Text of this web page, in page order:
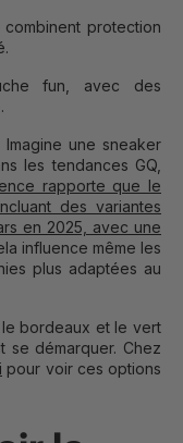
protection
fun, avec des
une sneaker
les tendances GQ,
rapporte que le
des variantes
en 2025, avec une
influence même les
plus adaptées au
le bordeaux et le vert
démarquer. Chez
pour voir ces options